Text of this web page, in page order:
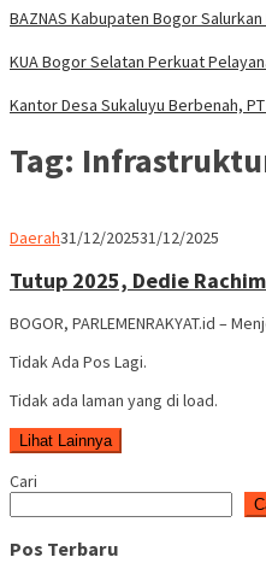
BAZNAS Kabupaten Bogor
KUA Bogor Selatan Perkuat
Kantor Desa Sukaluyu Berbenah,
Tag:
DaerahParlemen
31/12/202531/12/2025
Tutup 2025, Dedie
BOGOR, PARLEMENRAKYAT.id –
Tidak Ada Pos Lagi.
Tidak ada laman yang di load.
Lihat Lainnya
Cari
Pos Terbaru